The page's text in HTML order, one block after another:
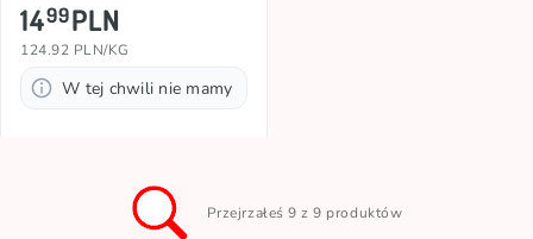
1499PLN
124.92 PLN/KG
W tej chwili nie mamy
Przejrzałeś 9 z 9 produktów